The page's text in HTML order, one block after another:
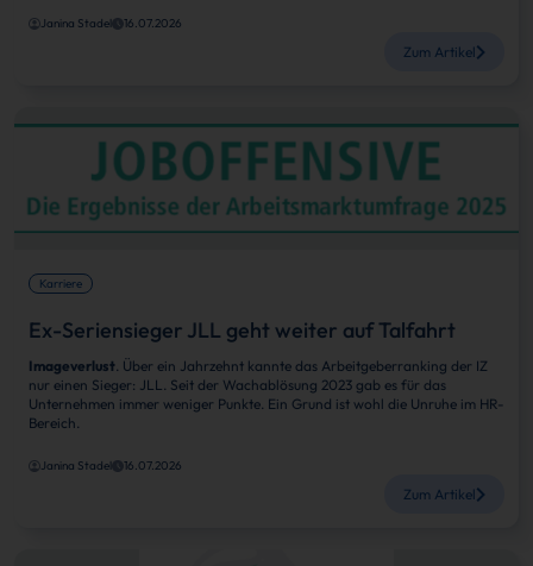
Janina Stadel 16.07.2026
Zum Artikel
Karriere
Ex-Seriensieger JLL geht weiter auf Talfahrt
Imageverlust. Über ein Jahrzehnt kannte das Arbeitgeberranking der IZ
nur einen Sieger: JLL. Seit der Wachablösung 2023 gab es für das
Unternehmen immer weniger Punkte. Ein Grund ist wohl die Unruhe im HR-
Bereich.
Janina Stadel 16.07.2026
Zum Artikel